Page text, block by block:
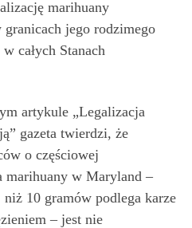
marihuany
jego rodzimego
całych Stanach
artykule „Legalizacja
gazeta twierdzi, że
o częściowej
w Maryland –
10 gramów podlega karze
– jest nie